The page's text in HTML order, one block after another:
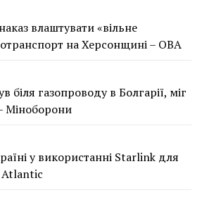
влаштувати «вільне
на Херсонщині – ОВА
біля газопроводу в Болгарії, міг
Міноборони
у використанні Starlink для
Atlantic